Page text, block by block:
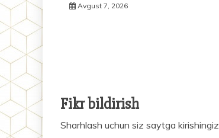
Avgust 7, 2026
Fikr bildirish
Sharhlash uchun siz saytga kirishingiz